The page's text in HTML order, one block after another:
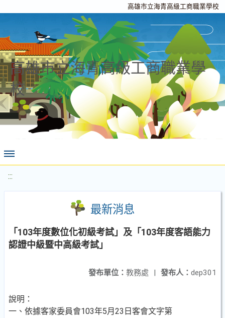
高雄市立海青高級工商職業學校
高雄市立海青高級工商職業學
校
:::
最新消息
「103年度數位化初級考試」及「103年度客語能力
認證中級暨中高級考試」
發布人： dep301
發布單位： 教務處 |
說明：
一、依據客家委員會103年5月23日客會文字第